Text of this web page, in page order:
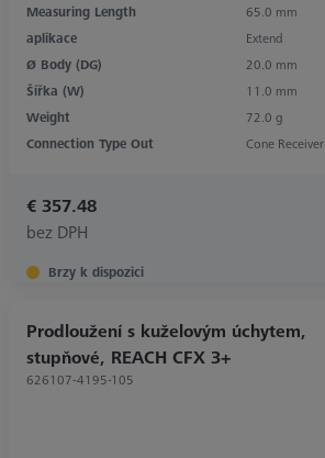
Measuring Length
65.0 mm
aplikace
Extend
Ø Body (DG)
20.0 mm
Šířka (W)
11.0 mm
Weight
72.0 g
Connection Type Out
Cone Receiver
€ 357.48
bez DPH
Brzy k dispozici
Prodloužení s kuželovým úchytem,
stupňové, REACH CFX 3+
626107-4195-105